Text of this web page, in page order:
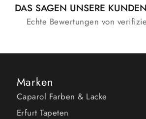
DAS SAGEN UNSERE
Echte Bewertungen von
Marken
Caparol Farben & Lacke
Erfurt Tapeten